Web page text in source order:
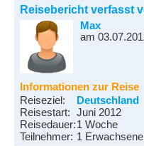
Reisebericht verfasst
Max
am
Informationen zur Reise
Reiseziel:
Deutschland
Reisestart:
Juni 2012
Reisedauer:1 Woche
Teilnehmer: 1